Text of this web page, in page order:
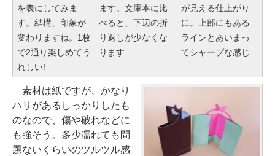
を表にしてみま
す。結構、印象が
変わりますね。1枚
で2通り楽しめてう
れしい!
ます。文庫本に比
べると、下辺の折
り返しが少なくな
ります
が見える仕上がり
に。上部にもある
ラインとあいまっ
てシャープな感じ
素材は紙ですが、かなり
ハリがあるしっかりしたも
のなので、傷や破れなどに
も強そう。多少濡れても問
題ないくらいのツルツル感